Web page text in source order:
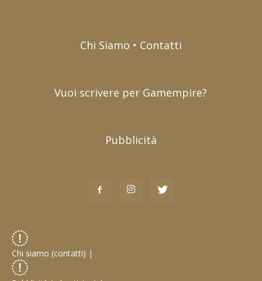
Chi Siamo • Contatti
Vuoi scrivere per Gamempire?
Pubblicità
Chi siamo (contatti) |